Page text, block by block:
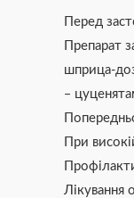
Перед
Препарат
шприца-
‒
При
Лікування